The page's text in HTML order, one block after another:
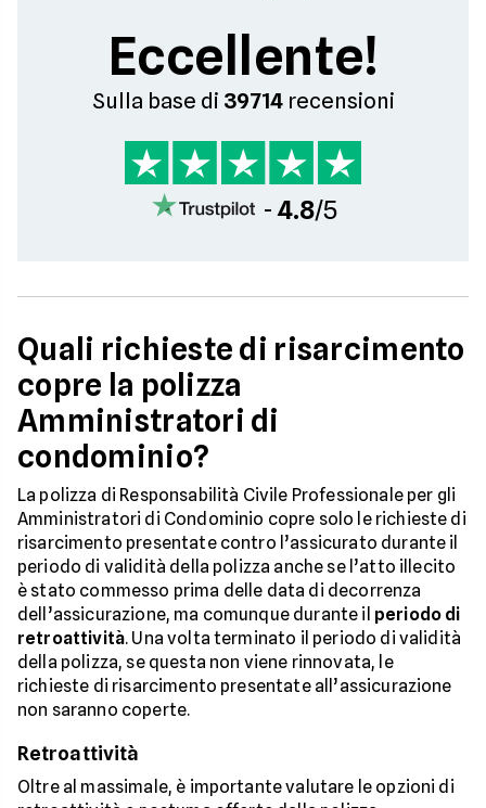
Eccellente!
Sulla base di 39714recensioni
-4.8/5
Quali richieste di risarcimento
copre la polizza
Amministratori di
condominio?
La polizza di Responsabilità Civile Professionale per gli
Amministratori di Condominio copre solo le richieste di
risarcimento presentate contro l’assicurato durante il
periodo di validità della polizza anche se l’atto illecito
è stato commesso prima delle data di decorrenza
dell’assicurazione, ma comunque durante il periodo di
retroattività. Una volta terminato il periodo di validità
della polizza, se questa non viene rinnovata, le
richieste di risarcimento presentate all’assicurazione
non saranno coperte.
Retroattività
Oltre al massimale, è importante valutare le opzioni di